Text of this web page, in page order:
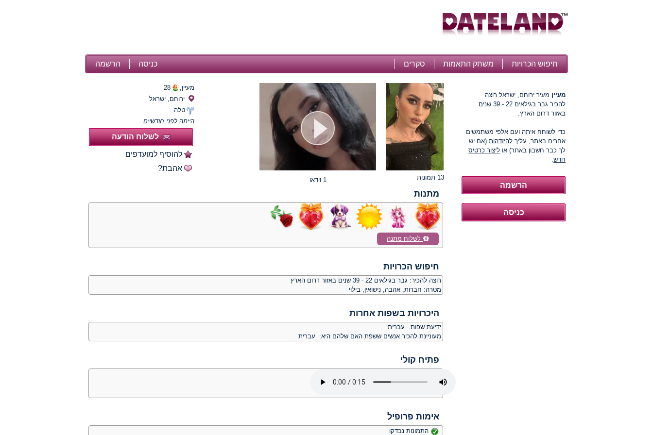
חיפוש הכרויות משחק התאמות סקרים הרשמה כניסה
מעיין מעיר ירוחם, ישראל רוצה
להכיר גבר בגילאים 22 - 39 שנים
באזור דרום הארץ.
כדי לשוחח איתה ועם אלפי משתמשים
אחרים באתר, עליך להיזדהות (אם יש
לך כבר חשבון באתר) או ליצור כרטיס
חדש.
13 תמונות 1 וידאו
מעיין,
28
ירוחם, ישראל
טלה
הייתה לפני חודשיים
לשלוח הודעה
להוסיף למועדפים
אהבת?
מתנות
לשלוח מתנה
חיפוש הכרויות
רוצה להכיר: גבר בגילאים 22 - 39 שנים באזור דרום הארץ
מטרה: חברות, אהבה, נישואין, בילוי
היכרויות בשפות אחרות
ידיעת שפות: עברית
מעוניינת להכיר אנשים ששפת האם שלהם היא: עברית
פתיח קולי
אימות פרופיל
התמונות נבדקו